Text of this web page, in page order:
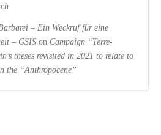
– Ein Weckruf für eine
– GSIS onCampaign “Terre-
theses revisited in 2021 to relate to
the “Anthropocene”